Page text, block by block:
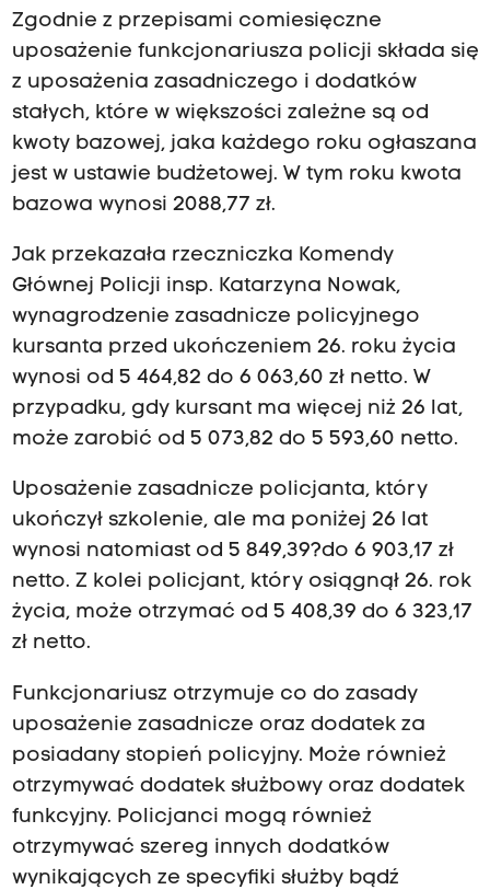
Zgodnie z przepisami comiesięczne
uposażenie funkcjonariusza policji składa się
z uposażenia zasadniczego i dodatków
stałych, które w większości zależne są od
kwoty bazowej, jaka każdego roku ogłaszana
jest w ustawie budżetowej. W tym roku kwota
bazowa wynosi 2088,77 zł.
Jak przekazała rzeczniczka Komendy
Głównej Policji insp. Katarzyna Nowak,
wynagrodzenie zasadnicze policyjnego
kursanta przed ukończeniem 26. roku życia
wynosi od 5 464,82 do 6 063,60 zł netto. W
przypadku, gdy kursant ma więcej niż 26 lat,
może zarobić od 5 073,82 do 5 593,60 netto.
Uposażenie zasadnicze policjanta, który
ukończył szkolenie, ale ma poniżej 26 lat
wynosi natomiast od 5 849,39?do 6 903,17 zł
netto. Z kolei policjant, który osiągnął 26. rok
życia, może otrzymać od 5 408,39 do 6 323,17
zł netto.
Funkcjonariusz otrzymuje co do zasady
uposażenie zasadnicze oraz dodatek za
posiadany stopień policyjny. Może również
otrzymywać dodatek służbowy oraz dodatek
funkcyjny. Policjanci mogą również
otrzymywać szereg innych dodatków
wynikających ze specyfiki służby bądź